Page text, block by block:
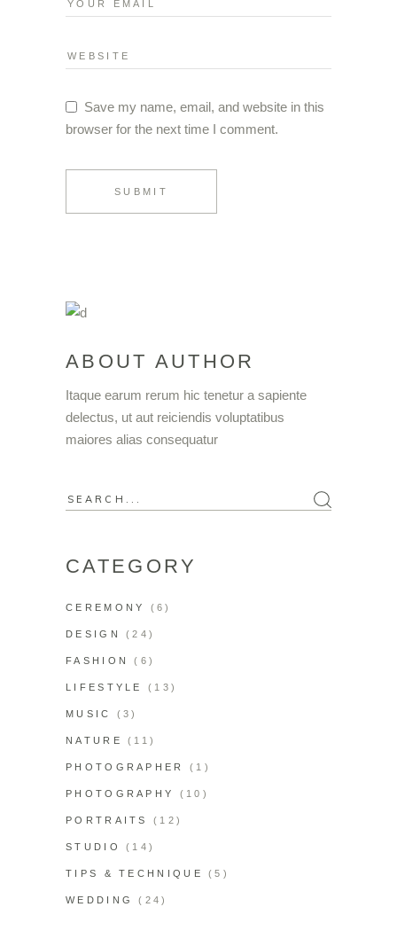
Save my name, email, and website in this
browser for the next time I comment.
SUBMIT
ABOUT AUTHOR
Itaque earum rerum hic tenetur a sapiente
delectus, ut aut reiciendis voluptatibus
maiores alias consequatur
CATEGORY
CEREMONY (6)
DESIGN (24)
FASHION (6)
LIFESTYLE (13)
MUSIC (3)
NATURE (11)
PHOTOGRAPHER (1)
PHOTOGRAPHY (10)
PORTRAITS (12)
STUDIO (14)
TIPS & TECHNIQUE (5)
WEDDING (24)